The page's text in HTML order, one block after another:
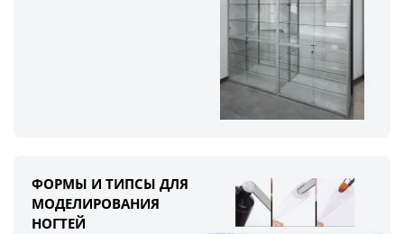
ФОРМЫ И ТИПСЫ ДЛЯ
МОДЕЛИРОВАНИЯ
НОГТЕЙ